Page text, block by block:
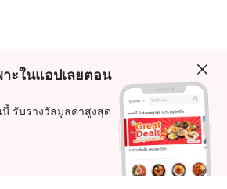
าะในแอปเลยตอน
รับรางวัลมูลค่าสูงสุด